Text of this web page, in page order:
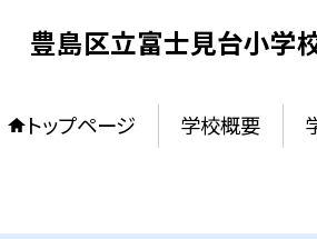
豊島区立富士見台小学
トップページ 学校概要